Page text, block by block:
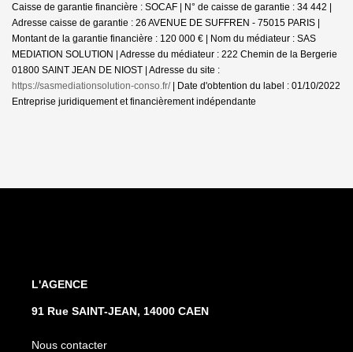
Caisse de garantie financière : SOCAF | N° de caisse de garantie : 34 442 |
Adresse caisse de garantie : 26 AVENUE DE SUFFREN - 75015 PARIS |
Montant de la garantie financière : 120 000 € | Nom du médiateur : SAS
MEDIATION SOLUTION | Adresse du médiateur : 222 Chemin de la Bergerie
01800 SAINT JEAN DE NIOST | Adresse du site :
https://sasmediationsolution-conso.fr/| Date d'obtention du label : 01/10/2022
Entreprise juridiquement et financièrement indépendante
L'AGENCE
91 Rue SAINT-JEAN, 14000 CAEN
Nous contacter